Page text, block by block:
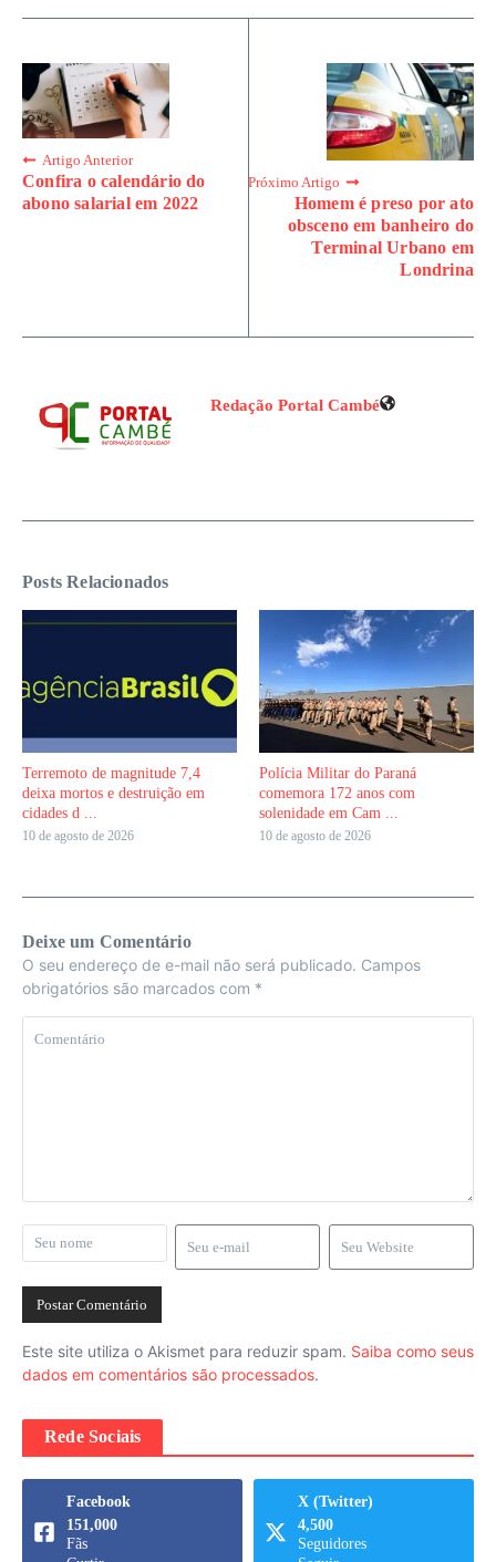
Artigo Anterior
Confira o calendário do
abono salarial em 2022
Próximo Artigo
Homem é preso por ato
obsceno em banheiro do
Terminal Urbano em
Londrina
Redação Portal Cambé
Posts Relacionados
Terremoto de magnitude 7,4
deixa mortos e destruição em
cidades d ...
10 de agosto de 2026
Polícia Militar do Paraná
comemora 172 anos com
solenidade em Cam ...
10 de agosto de 2026
Deixe um Comentário
O seu endereço de e-mail não será publicado. Campos
obrigatórios são marcados com *
Este site utiliza o Akismet para reduzir spam. Saiba como seus
dados em comentários são processados.
Rede Sociais
Facebook
151,000
Fãs
X (Twitter)
4,500
Seguidores